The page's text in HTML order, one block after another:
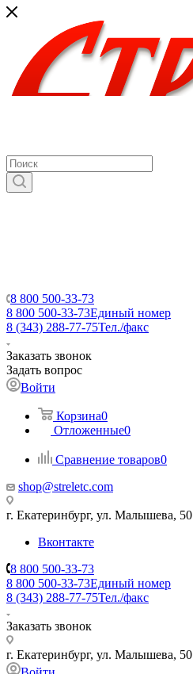
8 800 500-33-73
8 800 500-33-73Единый номер
8 (343) 288-77-75Тел./факс
Заказать звонок
Задать вопрос
Войти
Корзина0
Отложенные0
Сравнение товаров0
shop@streletc.com
г. Екатеринбург, ул. Малышева, 50
Вконтакте
8 800 500-33-73
8 800 500-33-73Единый номер
8 (343) 288-77-75Тел./факс
Заказать звонок
г. Екатеринбург, ул. Малышева, 50